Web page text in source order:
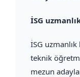
İSG
İSG
teknik
mezun